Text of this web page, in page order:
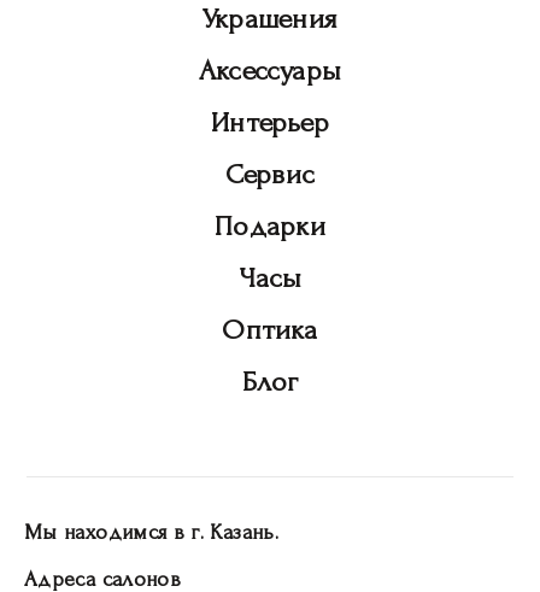
Украшения
Аксессуары
Интерьер
Сервис
Подарки
Часы
Оптика
Блог
Мы находимся в г. Казань.
Адреса салонов